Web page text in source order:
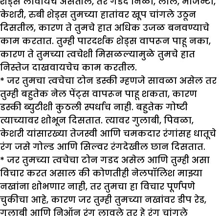
केशरी, रुबी शेड्स तुमच्या हातांवर खूप चांगले उठून
दिसतील, कारण ते तुमचे हात अधिक उजळ बनवण्याचे
काम करतात. तुम्ही पारदर्शक शेड्स वापरून पाहू नका,
कारण ते तुमच्या त्वचेशी मिसळल्यामुळे तुमचे हात
निस्तेज दाखवायचेच काम करतील.
* जर तुमचा त्वचेचा टोन डस्की म्हणजे सावळा असेल तर
तुम्ही बहुतेक नेल पेंट्स वापरून पाहू शकता, कारण
डस्की ब्युटीशी कुठली स्पर्धाच नाही. बहुतेक गोष्टी
त्याच्यावर शोभून दिसतात. त्यावर गुलाबी, पिवळा,
केशरी यांसारख्या तेजस्वी आणि चमकदार रंगांसह धातूचे
रंग जसे गोल्ड आणि सिल्वर रंगदेखील छान दिसतात.
* जर तुमच्या त्वचेचा टोन गडद असेल आणि तुम्ही असा
विचार करत असाल की कोणतीही नेलपॉलिश माझ्या
नखांना शोभणार नाही, तर तुमचा हा विचार पूर्णपणे
चुकीचा आहे, कारण जर तुम्ही तुमच्या नखांवर डीप रेड,
गुलाबी आणि निऑन रंग लावले तर हे रंग चांगले